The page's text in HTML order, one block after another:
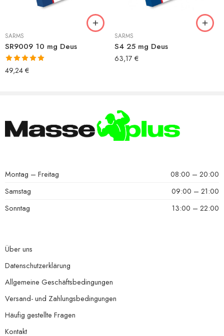
SARMS
SR9009 10 mg Deus
Bewertet mit
5.00von 5
49,24€
SARMS
S4 25 mg Deus
63,17 €
Montag – Freitag
08:00 – 20:00
Samstag
09:00 – 21:00
Sonntag
13:00 – 22:00
Über uns
Datenschutzerklärung
Allgemeine Geschäftsbedingungen
Versand- und Zahlungsbedingungen
Häufig gestellte Fragen
Kontakt